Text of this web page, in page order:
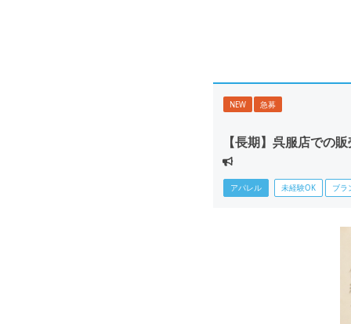
NEW 急募
【長期】呉服店での
アパレル 未経験OK ブラ